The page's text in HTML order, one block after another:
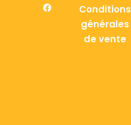
Conditions
générales
de vente